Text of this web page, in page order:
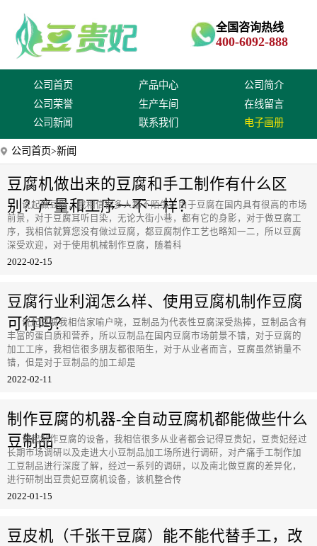
全国咨询热线
400-6092-888
公司首页 产品中心
公司简介
公司荣誉
生产车间
在线留言
公司新闻
联系我们 电子画册
公司首页>新闻
豆腐机做出来的豆腐和手工制作有什么区
别？产量和工序一不一样？
说起做豆腐，我相信很多人都不陌生，由于豆腐在国内具有很高的市场
前景，对于豆腐耳听目染，无论大街小巷，都有它的身影，对于做豆腐工
序，我相信就算您没有做过豆腐，都豆腐制作工艺也略知一二，所以豆腐
深受欢迎，对于使用机械制作豆腐，随着科
2022-02-15
豆腐行业利润怎么样、使用豆腐机制作豆腐
可行吗？
说起豆腐我相信家喻户晓，豆制品为代表性豆腐深受热捧，豆制品含有
丰富的蛋白质和营养，所以豆制品在国内豆腐市场前景不错，对于豆腐的
加工工序，我相信很多朋友都很陌生，对于从业者而言，豆腐虽然销量不
错，但是对于豆制品的加工却是
2022-02-11
制作豆腐的机器-全自动豆腐机都能做些什么
豆制品
说起制作豆腐的设备，我相信很多从业者都会记得豆贵妃，豆贵妃经过
长期市场调研以及走进大小豆制品加工场所进行调研，对产痛手工制作加
工豆制品进行深度了解，经过一系列的调研，以及南北做豆腐的差异化，
进行研制出豆贵妃豆腐机设备，该机整合传
2022-01-15
豆皮机（千张干豆腐）能不能代替手工，改